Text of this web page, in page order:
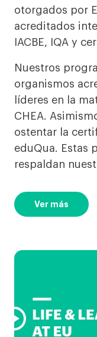
otorgados por
acreditados
IACBE, IQA y
Nuestros
organismos
líderes en la
CHEA.
ostentar la
eduQua. Estas
respaldan
Ver más
